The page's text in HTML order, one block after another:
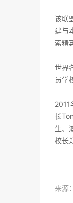
该联
建与
索精
世界
员学
2011
长
生、
校长
来源：